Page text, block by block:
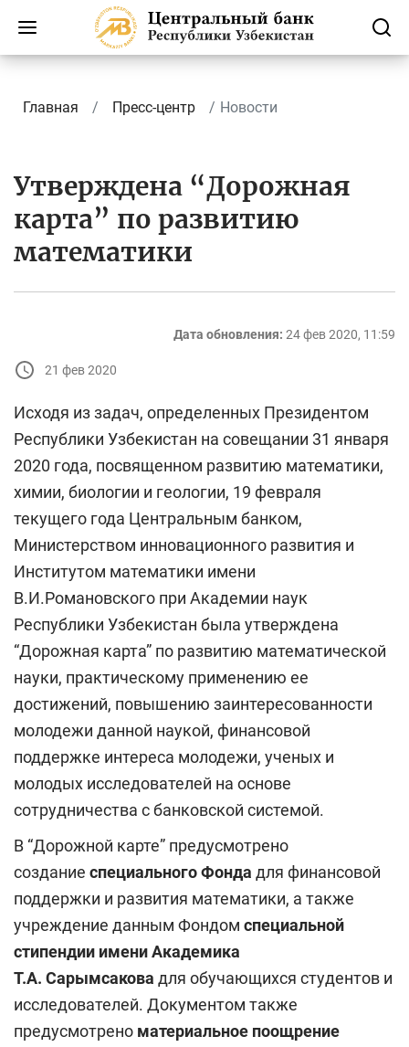
Главная Пресс-центр Новости
Утверждена “Дорожная
карта” по развитию
математики
Дата обновления: 24 фев 2020, 11:59
21 фев 2020
Исходя из задач, определенных Президентом
Республики Узбекистан на совещании 31 января
2020 года, посвященном развитию математики,
химии, биологии и геологии, 19 февраля
текущего года Центральным банком,
Министерством инновационного развития и
Институтом математики имени
В.И.Романовского при Академии наук
Республики Узбекистан была утверждена
“Дорожная карта” по развитию математической
науки, практическому применению ее
достижений, повышению заинтересованности
молодежи данной наукой, финансовой
поддержке интереса молодежи, ученых и
молодых исследователей на основе
сотрудничества с банковской системой.
В “Дорожной карте” предусмотрено
создание специального Фонда для финансовой
поддержки и развития математики, а также
учреждение данным Фондом специальной
стипендии имени Академика
Т.А. Сарымсакова для обучающихся студентов и
исследователей. Документом также
предусмотрено материальное поощрение